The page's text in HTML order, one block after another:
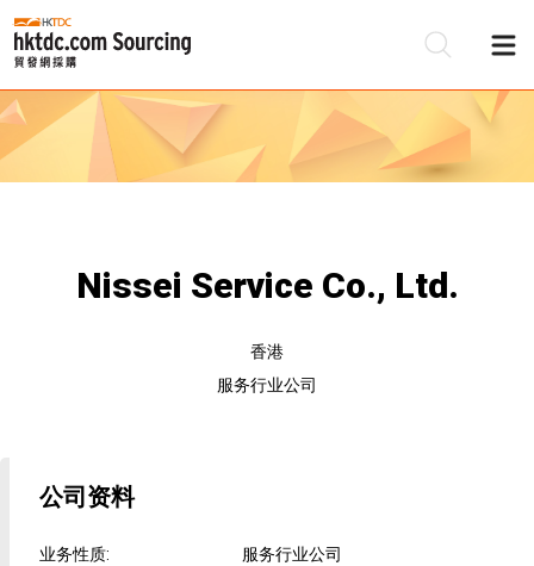
Nissei Service Co., Ltd.
香港
服务行业公司
公司资料
业务性质:
服务行业公司